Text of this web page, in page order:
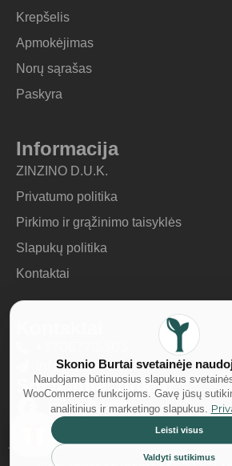
Krepšelis
Apmokėjimas
Norų sąrašas
Paskyra
Informacija
ZINZINO D.U.K.
Privatumo politika
Pirkimo ir grąžinimo taisyklės
Slapukų politika
Kontaktai
info@skonioburtai.lt
Socialiniai tinklai
Skonio Burtai svetainėje
Naudojame būtinuosius slapukus
WooCommerce funkcijoms. Gavę jūsų
analitinius ir marketingo slapukus.
Leisti visus
Valdyti sutikimus